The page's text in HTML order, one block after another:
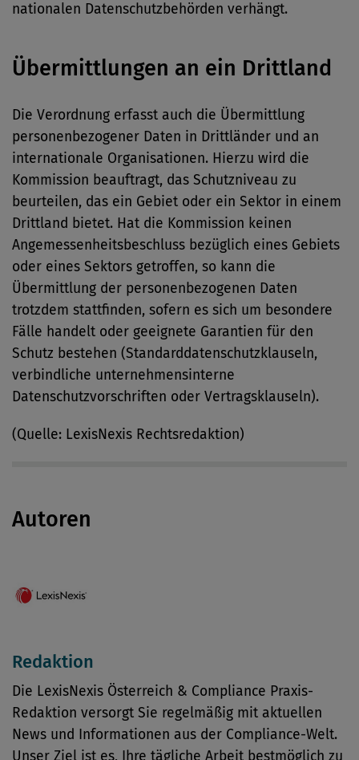
nationalen Datenschutzbehörden verhängt.
Übermittlungen an ein Drittland
Die Verordnung erfasst auch die Übermittlung
personenbezogener Daten in Drittländer und an
internationale Organisationen. Hierzu wird die
Kommission beauftragt, das Schutzniveau zu
beurteilen, das ein Gebiet oder ein Sektor in einem
Drittland bietet. Hat die Kommission keinen
Angemessenheitsbeschluss bezüglich eines Gebiets
oder eines Sektors getroffen, so kann die
Übermittlung der personenbezogenen Daten
trotzdem stattfinden, sofern es sich um besondere
Fälle handelt oder geeignete Garantien für den
Schutz bestehen (Standarddatenschutzklauseln,
verbindliche unternehmensinterne
Datenschutzvorschriften oder Vertragsklauseln).
(Quelle: LexisNexis Rechtsredaktion)
Autoren
Redaktion
Die LexisNexis Österreich & Compliance Praxis-
Redaktion versorgt Sie regelmäßig mit aktuellen
News und Informationen aus der Compliance-Welt.
Unser Ziel ist es, Ihre tägliche Arbeit bestmöglich zu